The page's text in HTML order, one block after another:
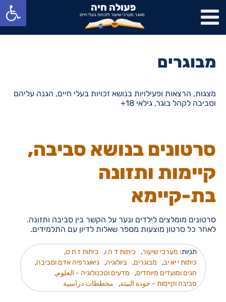
פתח סרגל נגישות פעולה חיה
מאגר מערכי שיעור לזכויות בעלי חיים
מבוגרים
מצגות, הרצאות ופעילויות בנושא זכויות בעלי חיים, הגנה עליהם
וסביבה לקהל בוגר, גילאי 18+
סרטונים בנושא סביבה,
קיימות ותזונה
בת-קיימא
סרטונים מומלצים לילדים ונער על הקשר בין סביבה ותזונה.
לאחר כל סרטון מוצעות מספר שאלות לדיון עם התלמידים.
תגיות: מערכי שיעור, כיתות ד ה ו, כיתות ז ח ט,
כיתות י יא יב, מבוגרים, ביולוגיה, גיאוגרפיה אדם וסביבה,
חגים ומועדים מיוחדים, מדעים וטכנולוגיה - العلوم,
סביבה וקיימות - جودة البيئة, مخططات دراسية